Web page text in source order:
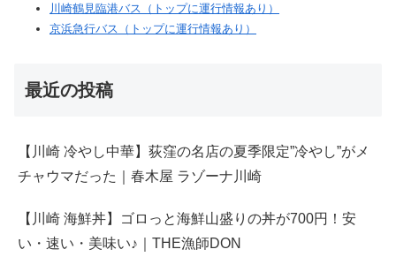
川崎鶴見臨港バス（トップに運行情報あり）
京浜急行バス（トップに運行情報あり）
最近の投稿
【川崎 冷やし中華】荻窪の名店の夏季限定”冷やし”がメ
チャウマだった｜春木屋 ラゾーナ川崎
【川崎 海鮮丼】ゴロっと海鮮山盛りの丼が700円！安
い・速い・美味い♪｜THE漁師DON